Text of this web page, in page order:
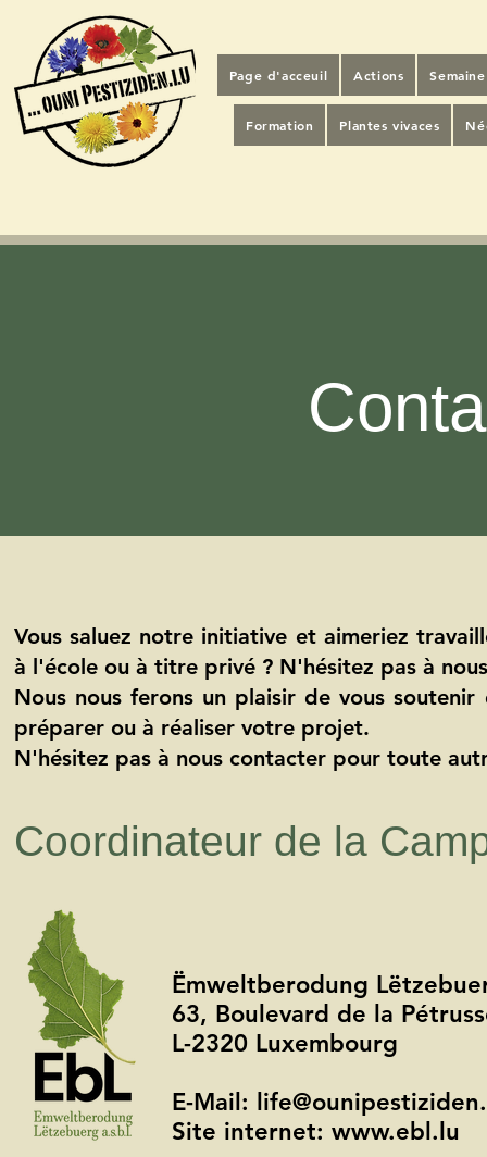
Page d'acceuil Actions
Formation Plantes vivaces
Vous saluez notre initiative et aimeriez
à l'école ou à titre privé ? N'hésitez pas à
Nous nous ferons un plaisir de vous
préparer ou à réaliser votre projet.
N'hésitez pas à nous contacter pour toute
Coordinateur de la
Ëmweltberodung
63, Boulevard de la
L-2320 Luxembourg
E-Mail:
Site internet: www.ebl.lu